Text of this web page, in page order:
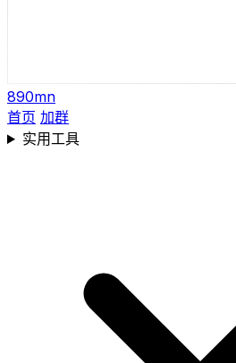
890mn
首页 加群
实用工具